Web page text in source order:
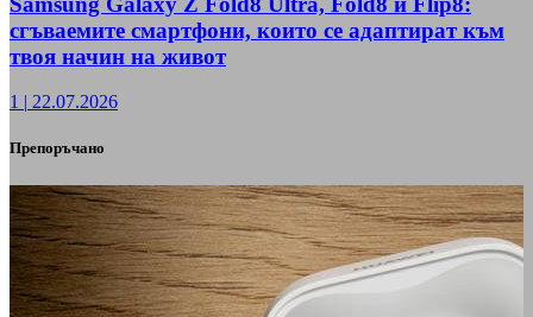
сгъваемите смартфони, които се адаптират към
твоя начин на живот
1 | 22.07.2026
Препоръчано